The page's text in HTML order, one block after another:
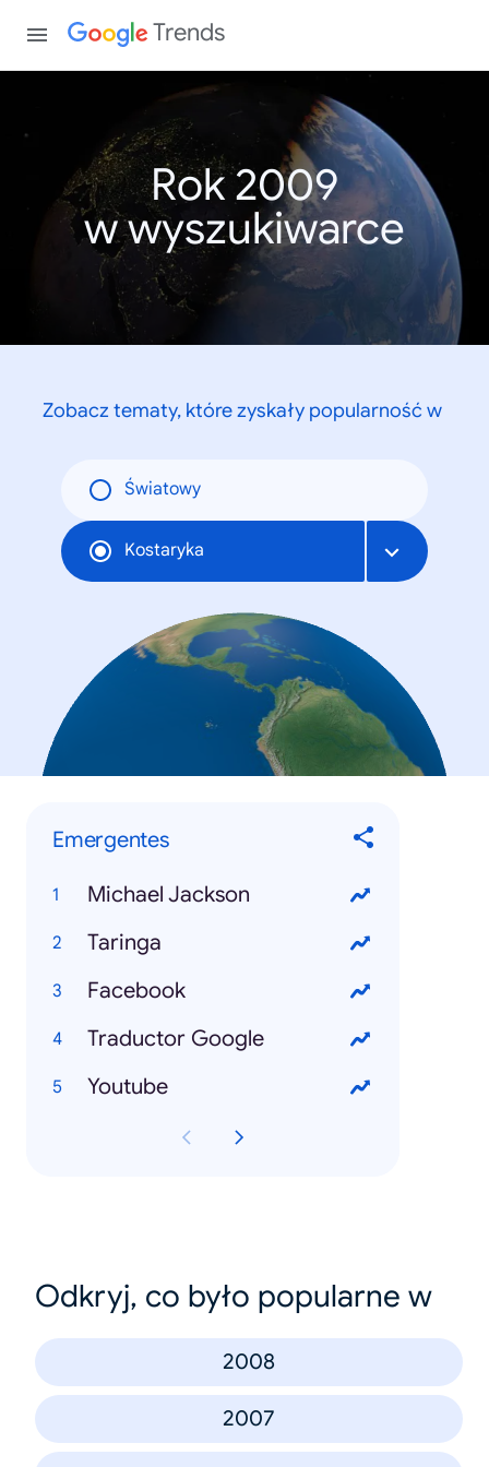
Trends
Rok 2009
w wyszukiwarce
Zobacz tematy, które zyskały popularność w
Światowy
Kostaryka
Emergentes
Michael Jackson
Taringa
Facebook
Traductor Google
Youtube
Odkryj, co było popularne w
2008
2007